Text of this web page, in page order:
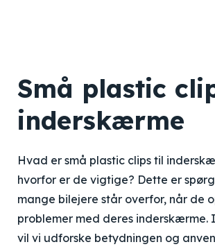
Små plastic
inderskærme
Hvad er små plastic clips til
hvorfor er de vigtige? Dette er
mange bilejere står overfor, når de
problemer med deres inderskærme.
vil vi udforske betydningen og